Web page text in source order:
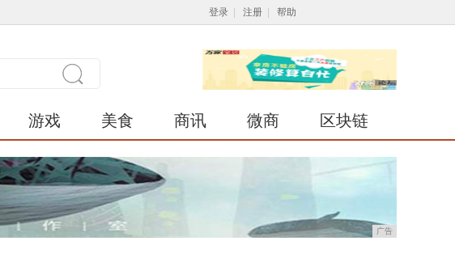
登录 注册 帮助
游戏 美食 商讯 微商 区块链
广告